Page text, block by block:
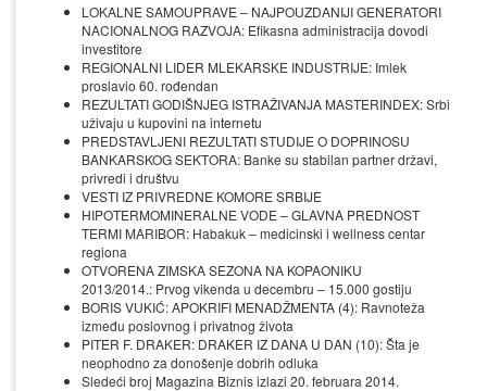
LOKALNE SAMOUPRAVE – NAJPOUZDANIJI GENERATORI
NACIONALNOG RAZVOJA: Efikasna administracija dovodi
investitore
REGIONALNI LIDER MLEKARSKE INDUSTRIJE: Imlek
proslavio 60. rođendan
REZULTATI GODIŠNJEG ISTRAŽIVANJA MASTERINDEX: Srbi
uživaju u kupovini na internetu
PREDSTAVLJENI REZULTATI STUDIJE O DOPRINOSU
BANKARSKOG SEKTORA: Banke su stabilan partner državi,
privredi i društvu
VESTI IZ PRIVREDNE KOMORE SRBIJE
HIPOTERMOMINERALNE VODE – GLAVNA PREDNOST
TERMI MARIBOR: Habakuk – medicinski i wellness centar
regiona
OTVORENA ZIMSKA SEZONA NA KOPAONIKU
2013/2014.: Prvog vikenda u decembru – 15.000 gostiju
BORIS VUKIĆ: APOKRIFI MENADŽMENTA (4): Ravnoteža
između poslovnog i privatnog života
PITER F. DRAKER: DRAKER IZ DANA U DAN (10): Šta je
neophodno za donošenje dobrih odluka
Sledeći broj Magazina Biznis izlazi 20. februara 2014.